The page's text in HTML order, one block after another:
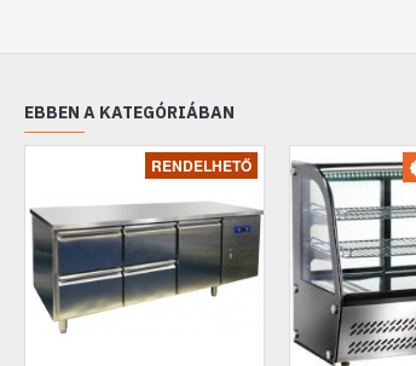
EBBEN A KATEGÓRIÁBAN
RENDELHETŐ